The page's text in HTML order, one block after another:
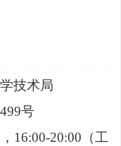
技术局
499号
， 16:00-20:00 （工